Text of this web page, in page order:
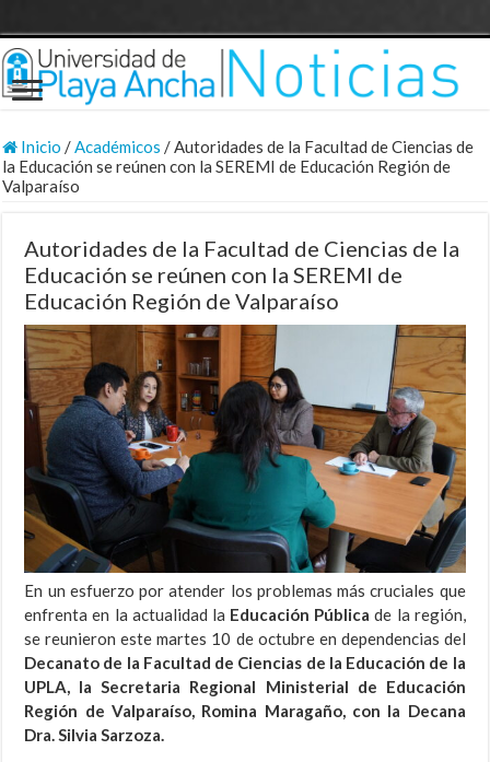
Inicio /Académicos /Autoridades de la Facultad de Ciencias de
la Educación se reúnen con la SEREMI de Educación Región de
Valparaíso
Autoridades de la Facultad de Ciencias de la
Educación se reúnen con la SEREMI de
Educación Región de Valparaíso
En un esfuerzo por atender los problemas más cruciales que
enfrenta en la actualidad la Educación Pública de la región,
se reunieron este martes 10 de octubre en dependencias del
Decanato de la Facultad de Ciencias de la Educación de la
UPLA, la Secretaria Regional Ministerial de Educación
Región de Valparaíso, Romina Maragaño, con la Decana
Dra. Silvia Sarzoza.